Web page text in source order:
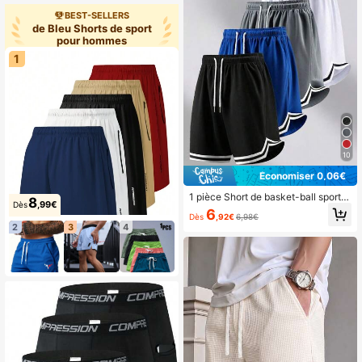
BEST-SELLERS
de Bleu Shorts de sport
pour hommes
1
Dès8,99€
2 3 4
10
Économiser 0,06€
1 pièce Short de basket-ball sport d
écontracté en maille pour hommes,
short extérieur élastique à séchage
femmes
Dès 6 ,92€ 6,98€